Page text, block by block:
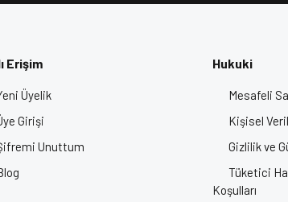
Erişim
Üyelik
Girişi
Unuttum
Hukuki
Mesafeli
Kişisel
Gizlilik ve
Tüketici
Koşulları